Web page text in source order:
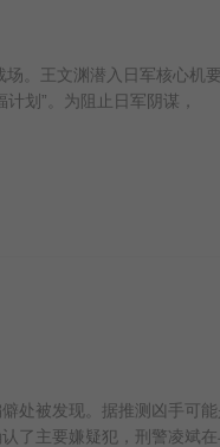
。王文渊潜入日军核心机
划”。为阻止日军阴谋，
处被发现。据推测凶手可
了主要嫌疑犯，刑警凌斌